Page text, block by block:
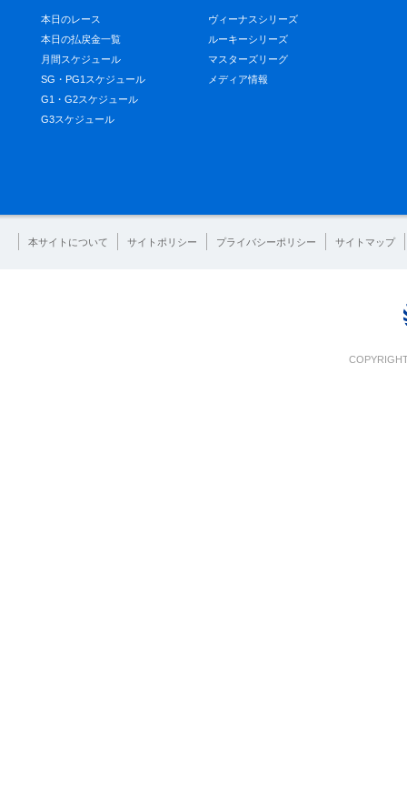
本日のレース
本日の払戻金一覧
月間スケジュール
SG・PG1スケジュール
G1・G2スケジュール
G3スケジュール
ヴィーナスシリーズ
ルーキーシリーズ
マスターズリーグ
メディア情報
本サイトについて サイトポリシー プライバシーポリシー サイトマップ